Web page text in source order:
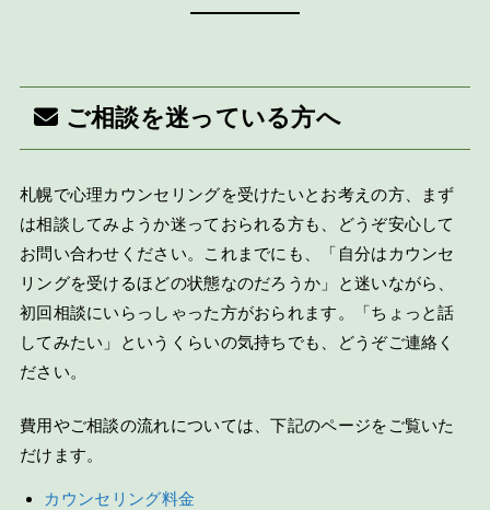
ご相談を迷っている方へ
札幌で心理カウンセリングを受けたいとお考えの方、まず
は相談してみようか迷っておられる方も、どうぞ安心して
お問い合わせください。これまでにも、「自分はカウンセ
リングを受けるほどの状態なのだろうか」と迷いながら、
初回相談にいらっしゃった方がおられます。「ちょっと話
してみたい」というくらいの気持ちでも、どうぞご連絡く
ださい。
費用やご相談の流れについては、下記のページをご覧いた
だけます。
カウンセリング料金